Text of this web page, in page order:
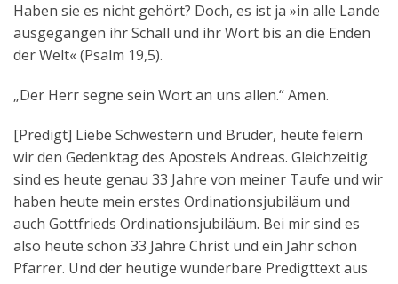
Haben sie es nicht gehört? Doch, es ist ja »in alle Lande
ausgegangen ihr Schall und ihr Wort bis an die Enden
der Welt« (Psalm 19,5).
„Der Herr segne sein Wort an uns allen.“ Amen.
[Predigt] Liebe Schwestern und Brüder, heute feiern
wir den Gedenktag des Apostels Andreas. Gleichzeitig
sind es heute genau 33 Jahre von meiner Taufe und wir
haben heute mein erstes Ordinationsjubiläum und
auch Gottfrieds Ordinationsjubiläum. Bei mir sind es
also heute schon 33 Jahre Christ und ein Jahr schon
Pfarrer. Und der heutige wunderbare Predigttext aus